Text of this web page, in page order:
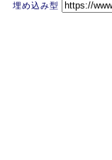
埋め込み型